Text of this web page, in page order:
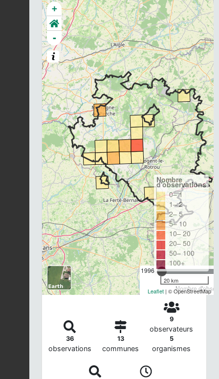
+
-
1996
Nombre
Nombre
d'observations
0– 1
1– 2
2– 5
5– 10
10– 20
20– 50
50– 100
100+
20 km
Leaflet | © OpenStreetMap
36
observations
13
communes
9
observateurs
5
organismes